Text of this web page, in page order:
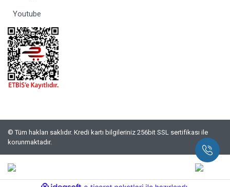
Youtube
© Tüm hakları saklıdır. Kredi kartı bilgileriniz 256bit SSL sertifikası ile
korunmaktadır.